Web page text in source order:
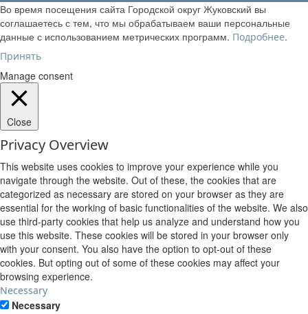
Во время посещения сайта Городской округ Жуковский вы
соглашаетесь с тем, что мы обрабатываем ваши персональные
данные с использованием метрических программ. Подробнее.
Принять
Manage consent
Close
Privacy Overview
This website uses cookies to improve your experience while you
navigate through the website. Out of these, the cookies that are
categorized as necessary are stored on your browser as they are
essential for the working of basic functionalities of the website. We also
use third-party cookies that help us analyze and understand how you
use this website. These cookies will be stored in your browser only
with your consent. You also have the option to opt-out of these
cookies. But opting out of some of these cookies may affect your
browsing experience.
Necessary
Necessary